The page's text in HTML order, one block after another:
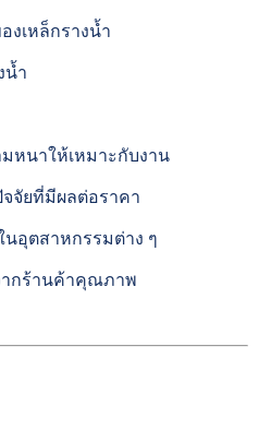
เหล็กรางน้ำ
น้ำ
หนาให้เหมาะกับงาน
จจัยที่มีผลต่อราคา
นอุตสาหกรรมต่าง ๆ
ากร้านค้าคุณภาพ